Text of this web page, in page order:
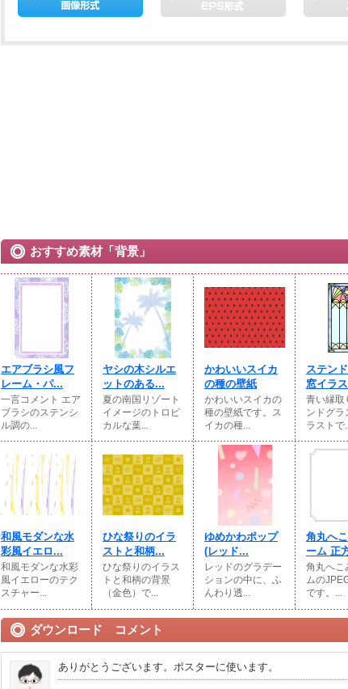
おすすめ素材「背景」
エアブラシ風フ
レーム・パ...
一言コメント エア
ブラシのステンシ
ル調の...
ヤシの木シルエ
ットのある...
夏の南国リゾート
イメージのトロピ
カルな葉...
かわいいスイカ
の種の壁紙
かわいいスイカの
種の壁紙です。ス
イカの種...
ステン
窓イラ
青い縁取
ンドグラ
ラストで
和風モダンな水
彩風イエロ...
和風モダンな水彩
風イエローのテク
スチャー...
ひな祭りのイラ
ストと和柄...
ひな祭りのイラス
トと和柄の背景
（金色）で...
ゆめかわポップ
(⁠レッド...
レッドのグラデー
ションの中に、ふ
んわり透...
角丸へ
ーム 正
角丸へこ
ムの
です。...
ダウンロード コメント
ありがとうございます。ポスターに使います。